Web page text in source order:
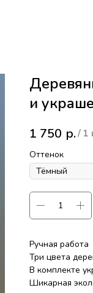
и
1 750 р./ 1
Оттенок
Ручная работа
Три цвета
В комплекте
Шикарная